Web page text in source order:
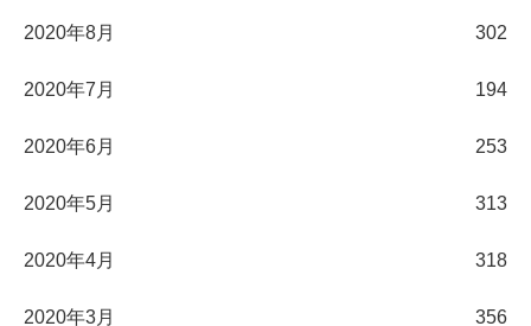
2020年8月 302
2020年7月 194
2020年6月 253
2020年5月 313
2020年4月 318
2020年3月 356